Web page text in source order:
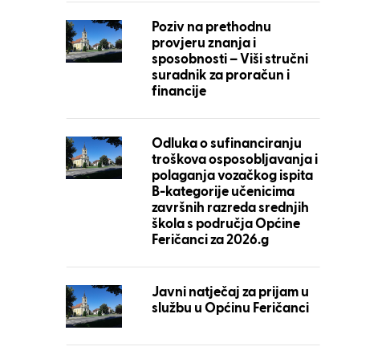
Poziv na prethodnu
provjeru znanja i
sposobnosti – Viši stručni
suradnik za proračun i
financije
Odluka o sufinanciranju
troškova osposobljavanja i
polaganja vozačkog ispita
B-kategorije učenicima
završnih razreda srednjih
škola s područja Općine
Feričanci za 2026.g
Javni natječaj za prijam u
službu u Općinu Feričanci